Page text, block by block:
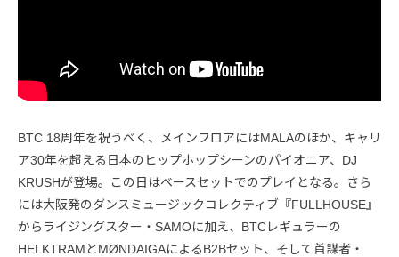
BTC 18周年を祝うべく、メインフロアにはMALAのほか、キャリ
ア30年を超える日本のヒップホップシーンのパイオニア、DJ
KRUSHが登場。この日はベースセットでのプレイとなる。さら
には大阪発のダンスミュージックコレクティブ『FULLHOUSE』
からライジングスター・SAMOに加え、BTCレギュラーの
HELKTRAMとMØNDAIGAによるB2Bセット、そして首謀者・